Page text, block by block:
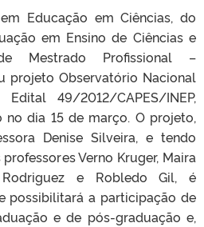
Educação em Ciências, do
em Ensino de Ciências e
Mestrado Profissional –
projeto Observatório Nacional
49/2012/CAPES/INEP,
dia 15 de março. O projeto,
Denise Silveira, e tendo
Verno Kruger, Maira
e Robledo Gil, é
possibilitará a participação de
e de pós-graduação e,